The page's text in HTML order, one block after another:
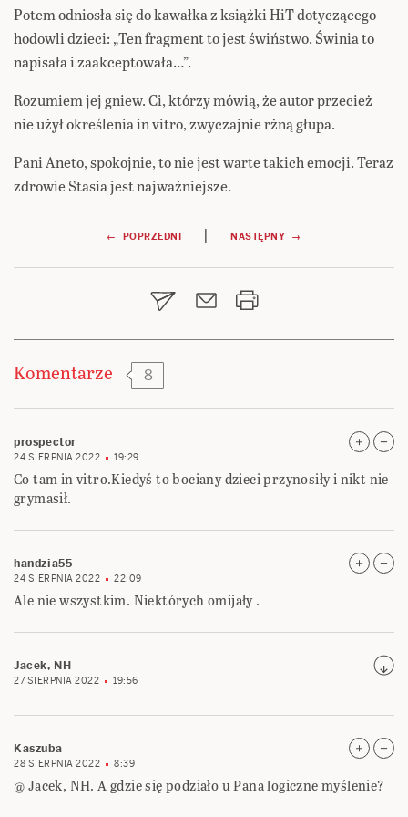
Potem odniosła się do kawałka z książki HiT dotyczącego
hodowli dzieci: „Ten fragment to jest świństwo. Świnia to
napisała i zaakceptowała…”.
Rozumiem jej gniew. Ci, którzy mówią, że autor przecież
nie użył określenia in vitro, zwyczajnie rżną głupa.
Pani Aneto, spokojnie, to nie jest warte takich emocji. Teraz
zdrowie Stasia jest najważniejsze.
Nawigacja
wpisu
← POPRZEDNI | NASTĘPNY →
Komentarze 8
prospector
24 SIERPNIA 2022 19:29
Co tam in vitro.Kiedyś to bociany dzieci przynosiły i nikt nie
grymasił.
handzia55
24 SIERPNIA 2022 22:09
Ale nie wszystkim. Niektórych omijały .
Jacek, NH
27 SIERPNIA 2022 19:56
Kaszuba
28 SIERPNIA 2022 8:39
@ Jacek, NH. A gdzie się podziało u Pana logiczne myślenie?